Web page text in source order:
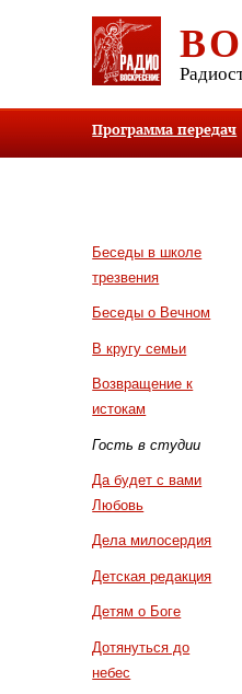
Программа передач
Беседы в школе
трезвения
Беседы о Вечном
В кругу семьи
Возвращение к
истокам
Гость в студии
Да будет с вами
Любовь
Дела милосердия
Детская редакция
Детям о Боге
Дотянуться до
небес